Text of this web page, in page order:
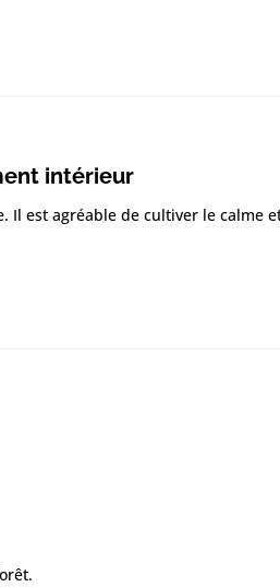
intérieur
Il est agréable de cultiver le calme